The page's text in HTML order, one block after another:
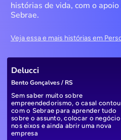
histórias de vida, com o apoio
Sebrae.
Veja essa e mais histórias em
Delucci
Bento Gonçalves / RS
Sem saber muito sobre
empreendedorismo, o casal contou
com o Sebrae para aprender tudo
sobre o assunto, colocar o negócio
nos eixos e ainda abrir uma nova
empresa